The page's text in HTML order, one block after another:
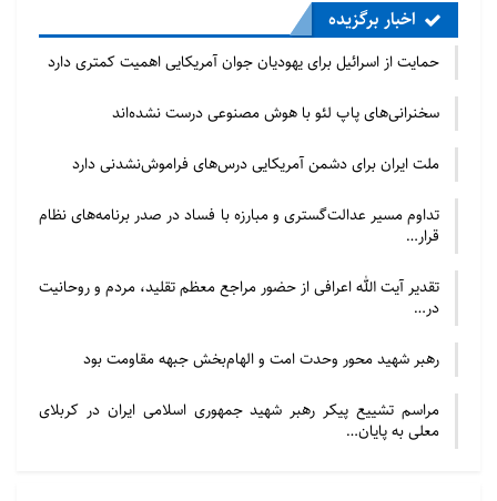
اخبار برگزیده
حمایت از اسرائیل برای یهودیان جوان آمریکایی اهمیت کمتری دارد
سخنرانی‌های پاپ لئو با هوش مصنوعی درست نشده‌اند
ملت ایران برای دشمن آمریکایی درس‌های فراموش‌نشدنی دارد
تداوم مسیر عدالت‌گستری و مبارزه با فساد در صدر برنامه‌های نظام
قرار…
تقدیر آیت الله اعرافی از حضور مراجع معظم تقلید، مردم و روحانیت
در…
رهبر شهید محور وحدت امت و الهام‌بخش جبهه مقاومت بود
مراسم تشییع پیکر رهبر شهید جمهوری اسلامی ایران در کربلای
معلی به پایان…